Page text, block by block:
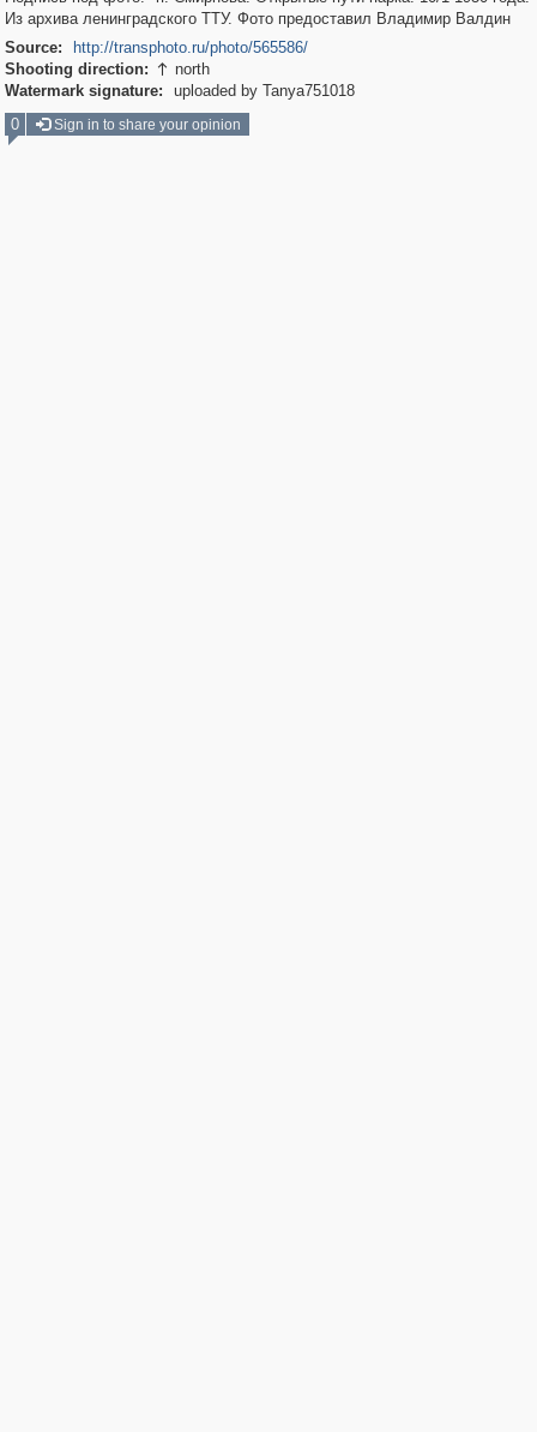
Из архива ленинградского ТТУ. Фото предоставил Владимир Валдин
Source:
http://transphoto.ru/photo/565586/
Shooting direction:  north
Watermark signature:
uploaded by Tanya751018
0
Sign in to share your opinion